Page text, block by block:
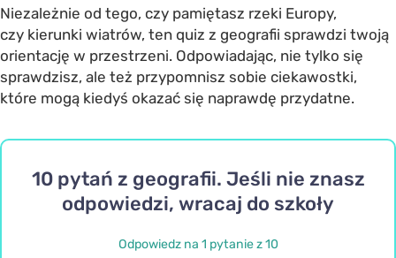
Niezależnie od tego, czy pamiętasz rzeki Europy,
czy kierunki wiatrów, ten quiz z geografii sprawdzi twoją
orientację w przestrzeni. Odpowiadając, nie tylko się
sprawdzisz, ale też przypomnisz sobie ciekawostki,
które mogą kiedyś okazać się naprawdę przydatne.
10 pytań z geografii. Jeśli nie znasz
odpowiedzi, wracaj do szkoły
Odpowiedz na 1 pytanie z 10